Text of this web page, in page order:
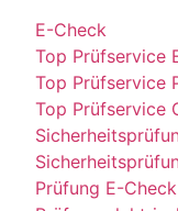
E-Check
Top Prüfservice
Top Prüfservice
Top Prüfservice
Prüfung E-